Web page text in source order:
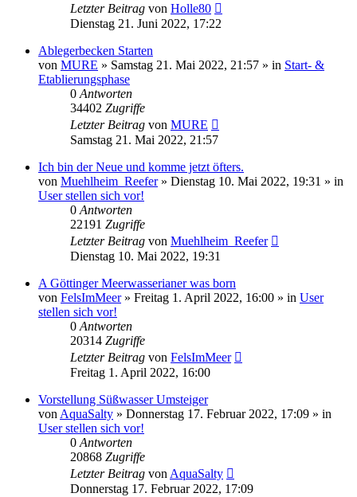
Letzter Beitrag von Holle80
Dienstag 21. Juni 2022, 17:22
Ablegerbecken Starten
von MURE » Samstag 21. Mai 2022, 21:57 » in Start- &
Etablierungsphase
0 Antworten
34402 Zugriffe
Letzter Beitrag von MURE
Samstag 21. Mai 2022, 21:57
Ich bin der Neue und komme jetzt öfters.
von Muehlheim_Reefer» Dienstag 10. Mai 2022, 19:31 » in
User stellen sich vor!
0 Antworten
22191 Zugriffe
Letzter Beitrag von Muehlheim_Reefer
Dienstag 10. Mai 2022, 19:31
A Göttinger Meerwasserianer was born
von FelsImMeer» Freitag 1. April 2022, 16:00 » in User
stellen sich vor!
0 Antworten
20314 Zugriffe
Letzter Beitrag von FelsImMeer
Freitag 1. April 2022, 16:00
Vorstellung Süßwasser Umsteiger
von AquaSalty » Donnerstag 17. Februar 2022, 17:09 » in
User stellen sich vor!
0 Antworten
20868 Zugriffe
Letzter Beitrag von AquaSalty
Donnerstag 17. Februar 2022, 17:09